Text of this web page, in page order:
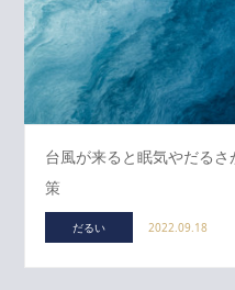
台風が来ると眠気やだる
策
だるい 2022.09.18